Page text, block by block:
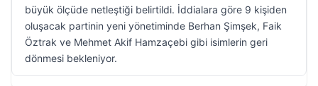
büyük ölçüde netleştiği belirtildi. İddialara göre 9 kişiden
oluşacak partinin yeni yönetiminde Berhan Şimşek, Faik
Öztrak ve Mehmet Akif Hamzaçebi gibi isimlerin geri
dönmesi bekleniyor.